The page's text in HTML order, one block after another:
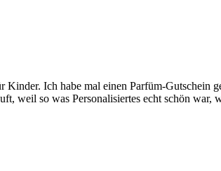
Ich habe mal einen Parfüm-Gutschein
weil so was Personalisiertes echt schön war,